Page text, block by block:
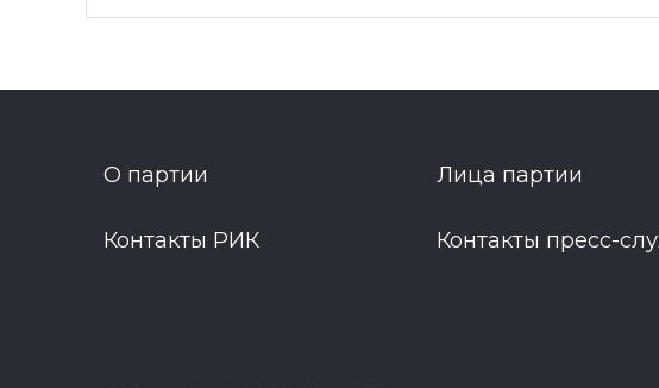
О партии Лица партии
Контакты РИК Контакты пресс-